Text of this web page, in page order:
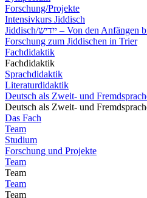
Forschung/Projekte
Intensivkurs Jiddisch
Jiddisch/ייִדיש – Von den Anfängen bis zum Buchdruck 55 Jahre
Forschung zum Jiddischen in Trier
Fachdidaktik
Fachdidaktik
Sprachdidaktik
Literaturdidaktik
Deutsch als Zweit- und
Deutsch als Zweit- und
Das Fach
Team
Studium
Forschung und Projekte
Team
Team
Team
Team